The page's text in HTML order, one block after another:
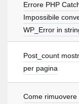
Errore PHP
Impossibile
WP_Error in
Post_count
per pagina
Come rimuovere